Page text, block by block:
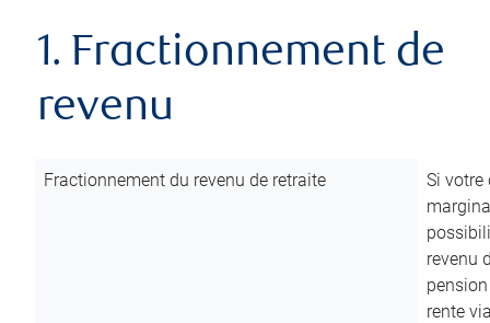
1. Fractionnement de
revenu
Fractionnement du revenu de retraite
Si votre
revenu
rente